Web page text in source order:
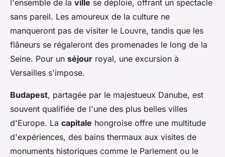
l'ensemble de la ville se déploie, offrant un spectacle
sans pareil. Les amoureux de la culture ne
manqueront pas de visiter le Louvre, tandis que les
flâneurs se régaleront des promenades le long de la
Seine. Pour un séjour royal, une excursion à
Versailles s'impose.
Budapest, partagée par le majestueux Danube, est
souvent qualifiée de l'une des plus belles villes
d'Europe. La capitale hongroise offre une multitude
d'expériences, des bains thermaux aux visites de
monuments historiques comme le Parlement ou le